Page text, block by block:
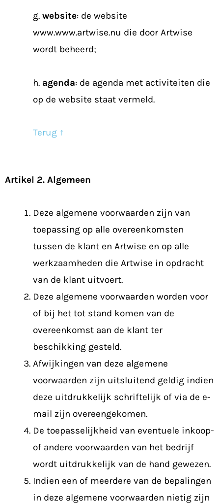
g. website: de website
www.www.artwise.nu die door Artwise
wordt beheerd;
h. agenda: de agenda met activiteiten die
op de website staat vermeld.
Terug ↑
Artikel 2. Algemeen
Deze algemene voorwaarden zijn van
toepassing op alle overeenkomsten
tussen de klant en Artwise en op alle
werkzaamheden die Artwise in opdracht
van de klant uitvoert.
Deze algemene voorwaarden worden voor
of bij het tot stand komen van de
overeenkomst aan de klant ter
beschikking gesteld.
Afwijkingen van deze algemene
voorwaarden zijn uitsluitend geldig indien
deze uitdrukkelijk schriftelijk of via de e-
mail zijn overeengekomen.
De toepasselijkheid van eventuele inkoop-
of andere voorwaarden van het bedrijf
wordt uitdrukkelijk van de hand gewezen.
Indien een of meerdere van de bepalingen
in deze algemene voorwaarden nietig zijn